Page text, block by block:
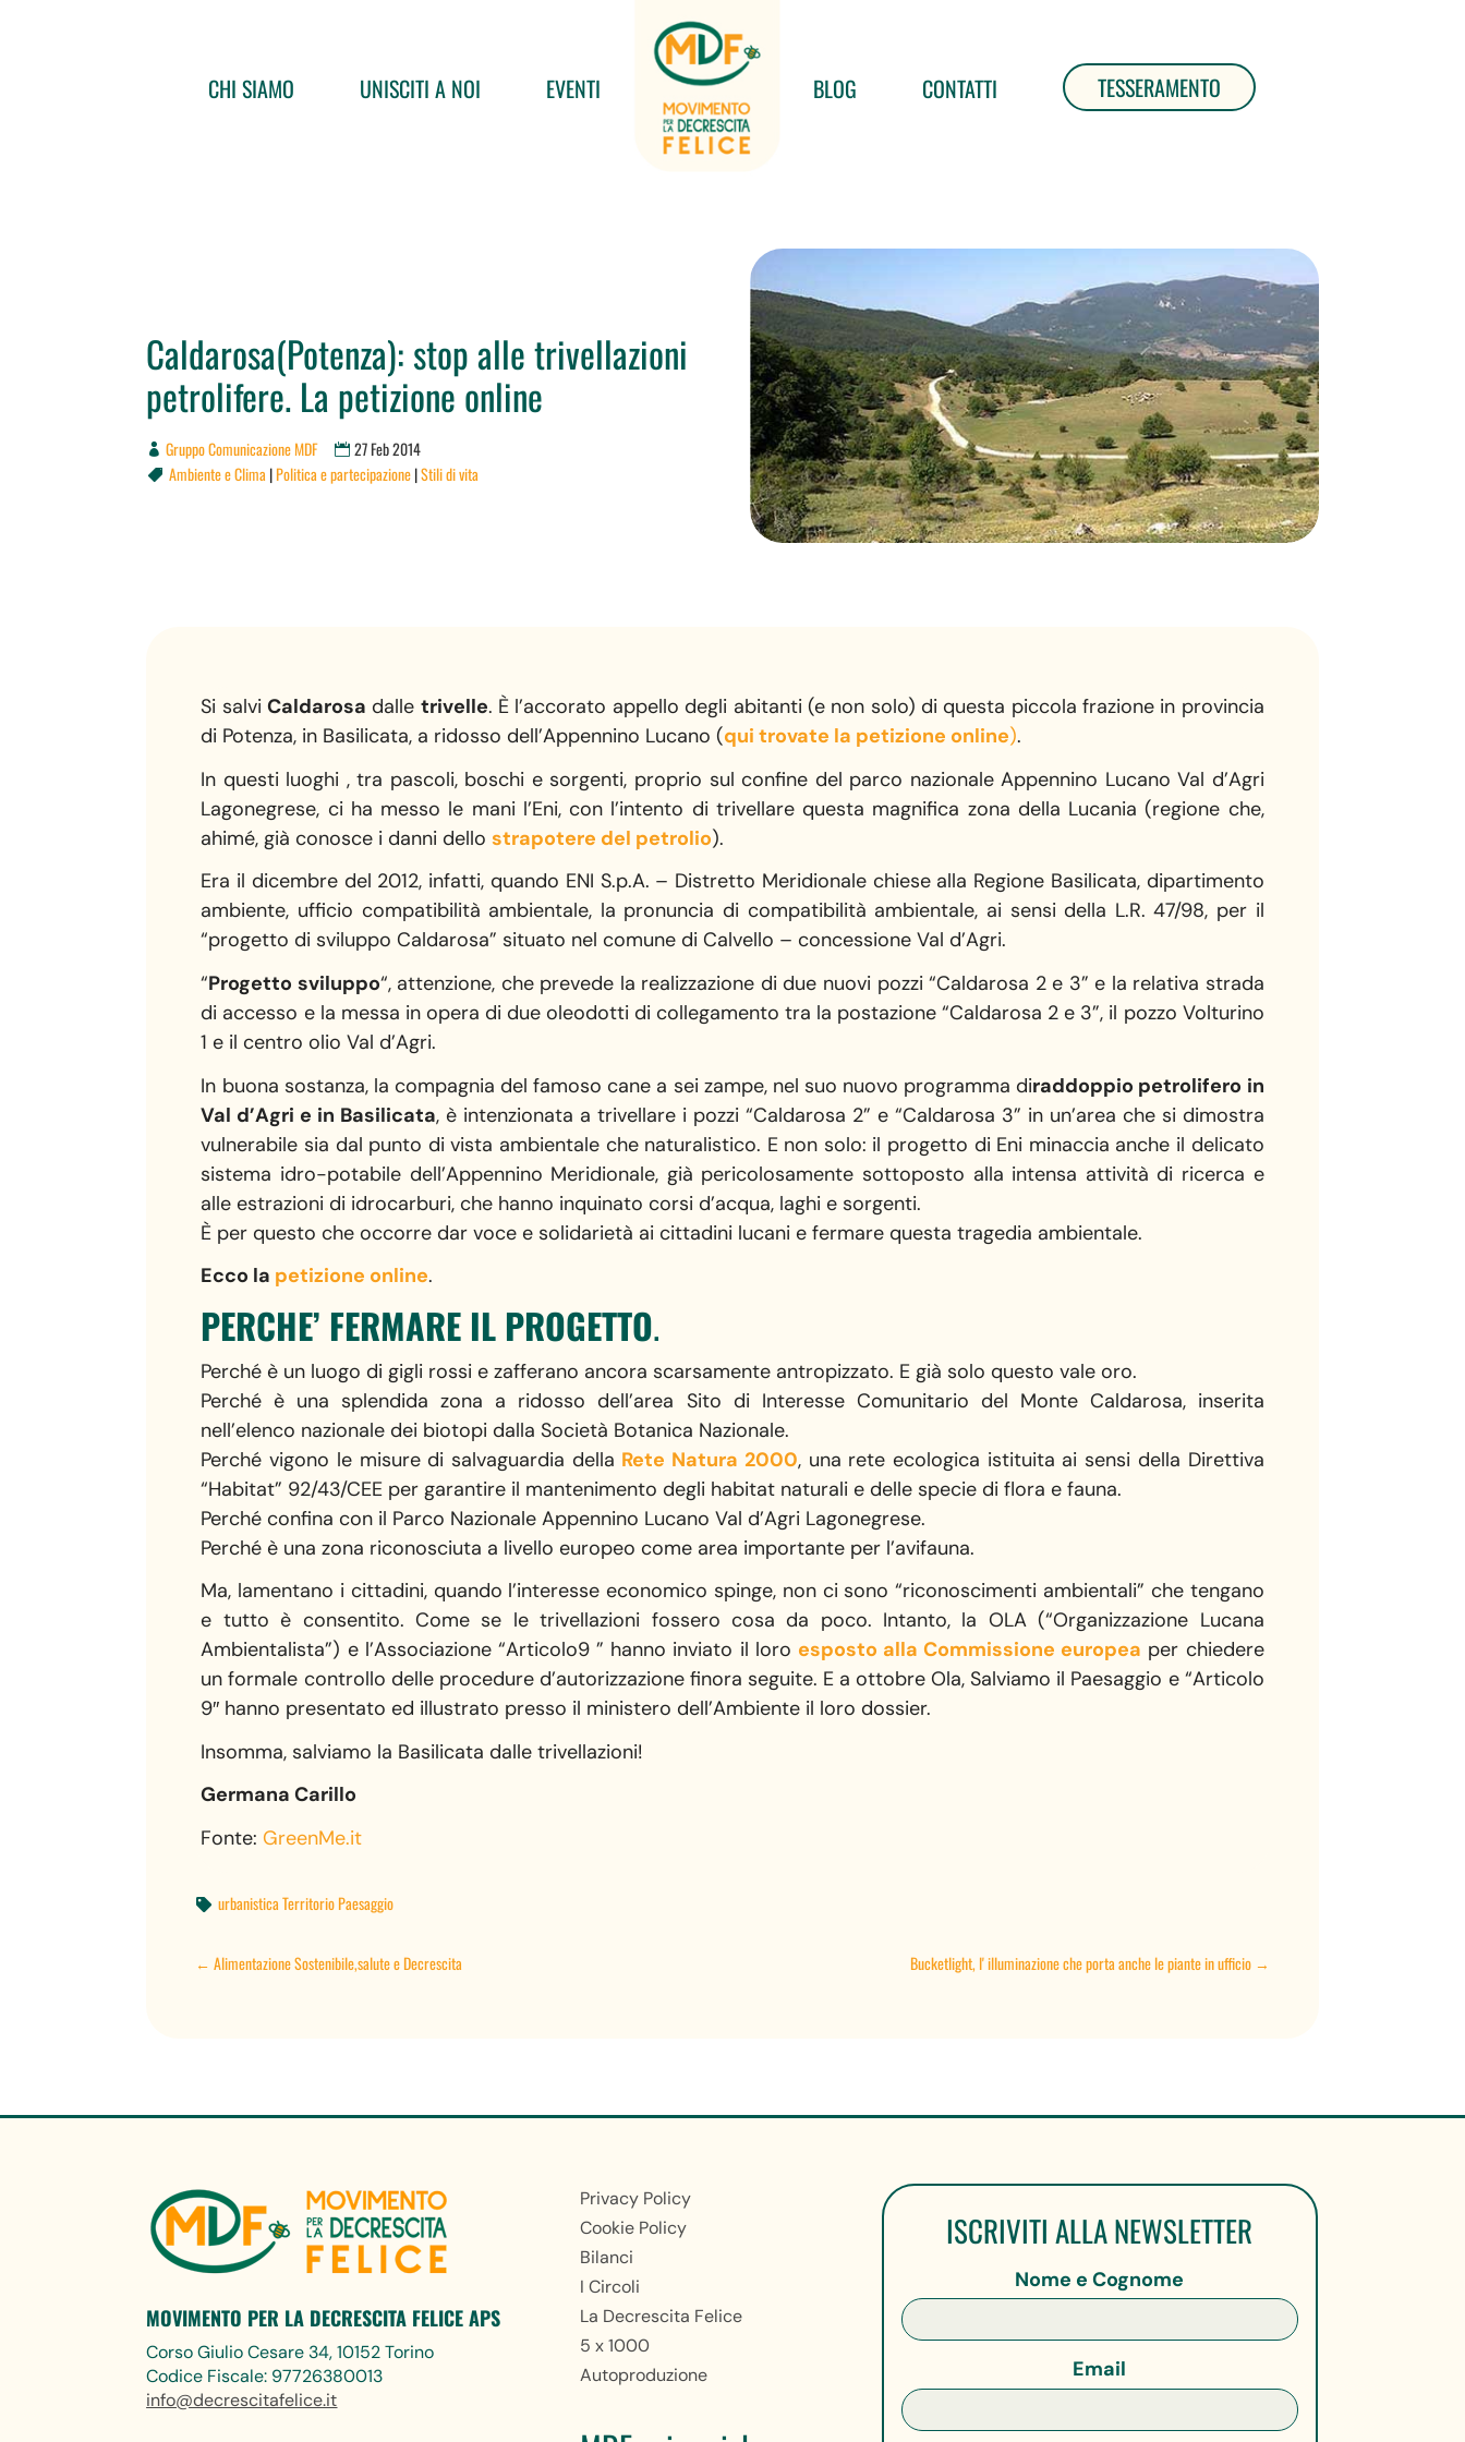
CHI SIAMO UNISCITI A NOI EVENTI BLOG CONTATTI TESSERAMENTO
Caldarosa(Potenza): stop alle trivellazioni
petrolifere. La petizione online
Gruppo Comunicazione MDF 27 Feb 2014
 Ambiente e Clima|Politica e partecipazione|Stili di vita
Si salviCaldarosa dalle trivelle. È l’accorato appello degli abitanti (e non solo) di questa piccola frazione in provincia
di Potenza, in Basilicata, a ridosso dell’Appennino Lucano (qui trovate la petizione online).
In questi luoghi , tra pascoli, boschi e sorgenti, proprio sul confine del parco nazionale Appennino Lucano Val d’Agri
Lagonegrese, ci ha messo le mani l’Eni, con l’intento di trivellare questa magnifica zona della Lucania (regione che,
ahimé, già conosce i danni dellostrapotere del petrolio).
Era il dicembre del 2012, infatti, quando ENI S.p.A. – Distretto Meridionale chiese alla Regione Basilicata, dipartimento
ambiente, ufficio compatibilità ambientale, la pronuncia di compatibilità ambientale, ai sensi della L.R. 47/98, per il
“progetto di sviluppo Caldarosa” situato nel comune di Calvello – concessione Val d’Agri.
“Progetto sviluppo“, attenzione, che prevede la realizzazione di due nuovi pozzi “Caldarosa 2 e 3” e la relativa strada
di accesso e la messa in opera di due oleodotti di collegamento tra la postazione “Caldarosa 2 e 3”, il pozzo Volturino
1 e il centro olio Val d’Agri.
In buona sostanza, la compagnia del famoso cane a sei zampe, nel suo nuovo programma diraddoppio petrolifero in
Val d’Agri e in Basilicata, è intenzionata a trivellare i pozzi “Caldarosa 2” e “Caldarosa 3” in un’area che si dimostra
vulnerabile sia dal punto di vista ambientale che naturalistico. E non solo: il progetto di Eni minaccia anche il delicato
sistema idro-potabile dell’Appennino Meridionale, già pericolosamente sottoposto alla intensa attività di ricerca e
alle estrazioni di idrocarburi, che hanno inquinato corsi d’acqua, laghi e sorgenti.
È per questo che occorre dar voce e solidarietà ai cittadini lucani e fermare questa tragedia ambientale.
Ecco la petizione online.
PERCHE’ FERMARE IL PROGETTO.
Perché è un luogo di gigli rossi e zafferano ancora scarsamente antropizzato. E già solo questo vale oro.
Perché è una splendida zona a ridosso dell’area Sito di Interesse Comunitario del Monte Caldarosa, inserita
nell’elenco nazionale dei biotopi dalla Società Botanica Nazionale.
Perché vigono le misure di salvaguardia della Rete Natura 2000, una rete ecologica istituita ai sensi della Direttiva
“Habitat” 92/43/CEE per garantire il mantenimento degli habitat naturali e delle specie di flora e fauna.
Perché confina con il Parco Nazionale Appennino Lucano Val d’Agri Lagonegrese.
Perché è una zona riconosciuta a livello europeo come area importante per l’avifauna.
Ma, lamentano i cittadini, quando l’interesse economico spinge, non ci sono “riconoscimenti ambientali” che tengano
e tutto è consentito. Come se le trivellazioni fossero cosa da poco. Intanto, la OLA (“Organizzazione Lucana
Ambientalista”) e l’Associazione “Articolo9 ” hanno inviato il loro esposto alla Commissione europea per chiedere
un formale controllo delle procedure d’autorizzazione finora seguite. E a ottobre Ola, Salviamo il Paesaggio e “Articolo
9″ hanno presentato ed illustrato presso il ministero dell’Ambiente il loro dossier.
Insomma, salviamo la Basilicata dalle trivellazioni!
Germana Carillo
Fonte:GreenMe.it
 urbanistica Territorio Paesaggio
←Alimentazione Sostenibile,salute e Decrescita Bucketlight, l' illuminazione che porta anche le piante in ufficio→
MOVIMENTO PER LA DECRESCITA FELICE APS
Corso Giulio Cesare 34, 10152 Torino
Codice Fiscale: 97726380013
info@decrescitafelice.it
Privacy Policy
Cookie Policy
Bilanci
I Circoli
La Decrescita Felice
5 x 1000
Autoproduzione
ISCRIVITI ALLA NEWSLETTER
Nome e Cognome
Email